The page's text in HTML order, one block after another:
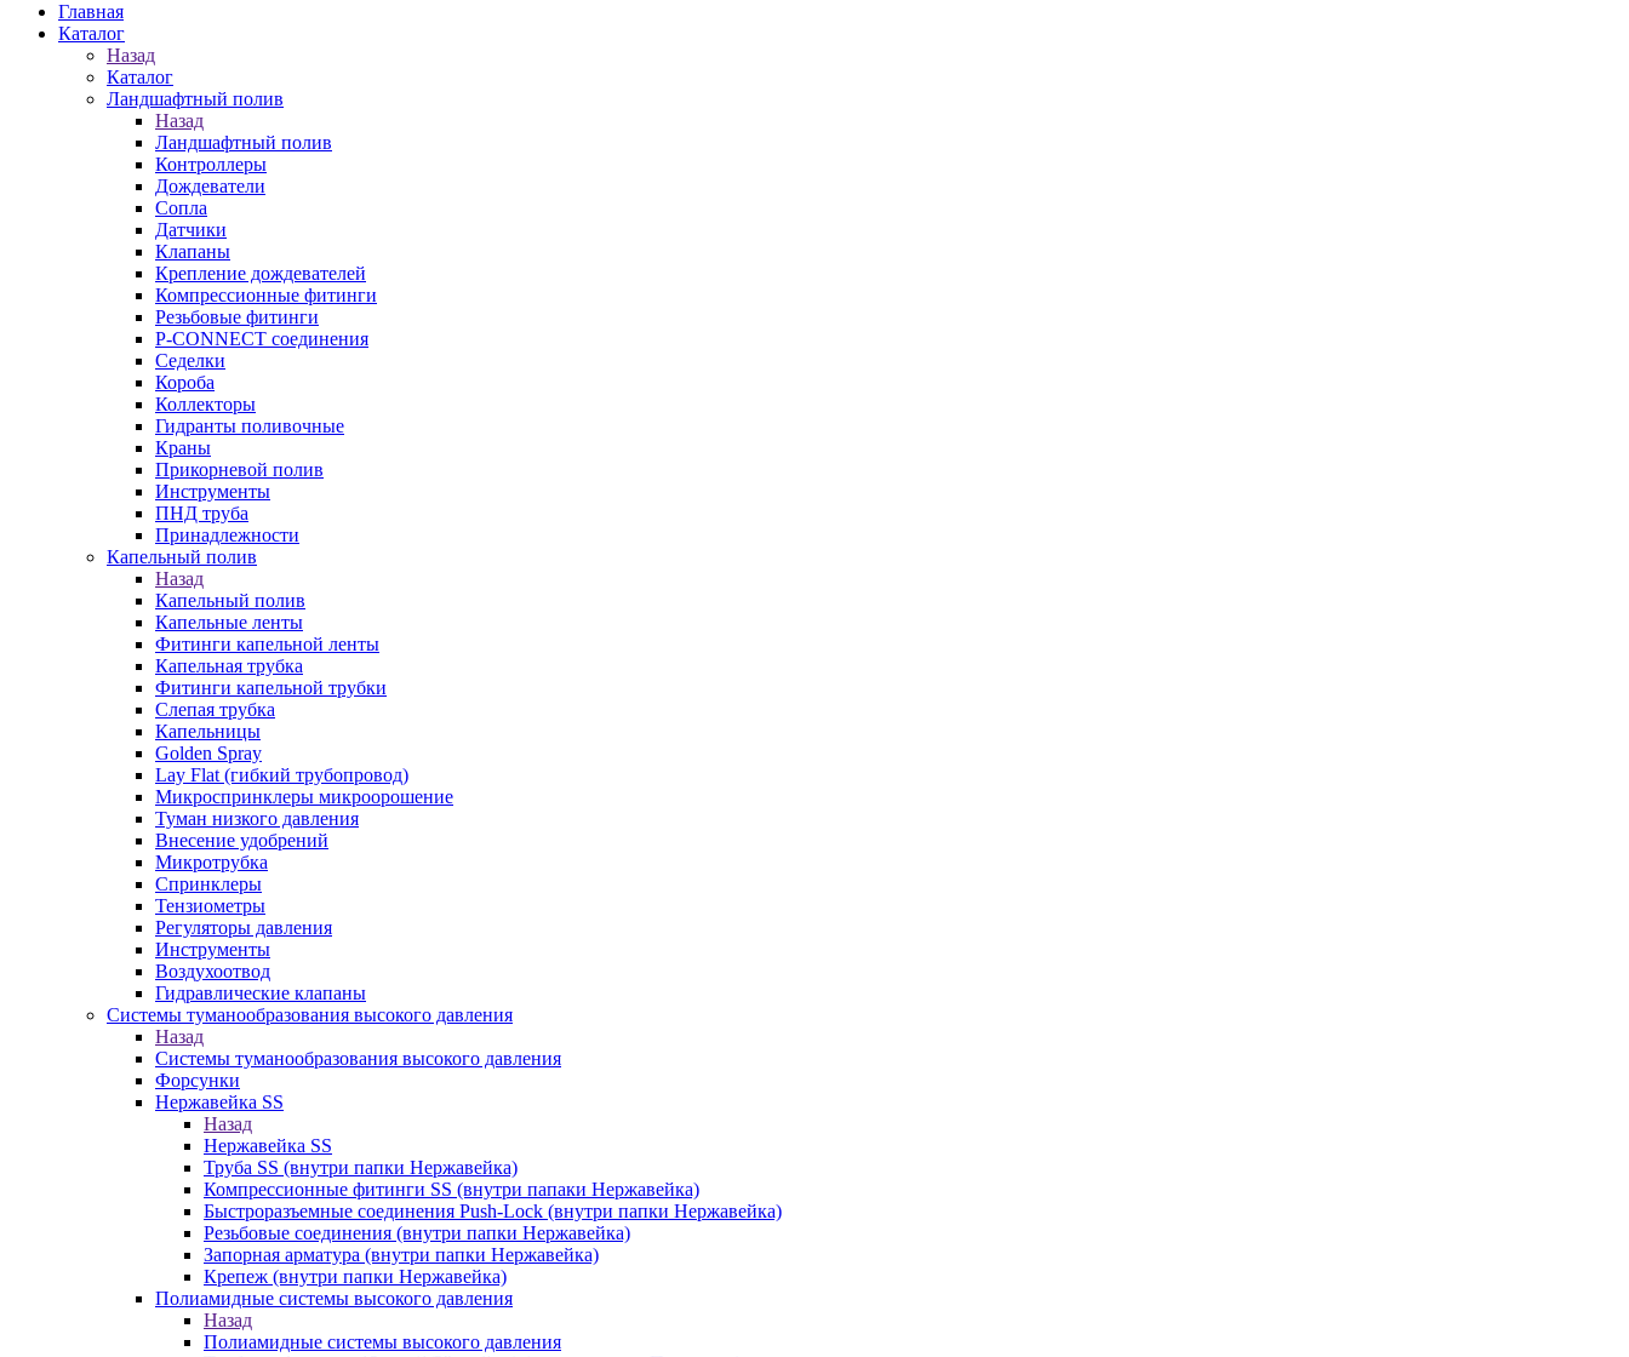
Главная
Каталог
Назад
Каталог
Ландшафтный полив
Назад
Ландшафтный полив
Контроллеры
Дождеватели
Сопла
Датчики
Клапаны
Крепление дождевателей
Компрессионные фитинги
Резьбовые фитинги
P-CONNECT соединения
Седелки
Короба
Коллекторы
Гидранты поливочные
Краны
Прикорневой полив
Инструменты
ПНД труба
Принадлежности
Капельный полив
Назад
Капельный полив
Капельные ленты
Фитинги капельной ленты
Капельная трубка
Фитинги капельной трубки
Слепая трубка
Капельницы
Golden Spray
Lay Flat (гибкий трубопровод)
Микроспринклеры микроорошение
Туман низкого давления
Внесение удобрений
Микротрубка
Спринклеры
Тензиометры
Регуляторы давления
Инструменты
Воздухоотвод
Гидравлические клапаны
Системы туманообразования высокого давления
Назад
Системы туманообразования высокого давления
Форсунки
Нержавейка SS
Назад
Нержавейка SS
Труба SS (внутри папки Нержавейка)
Компрессионные фитинги SS (внутри папаки Нержавейка)
Быстроразъемные соединения Push-Lock (внутри папки Нержавейка)
Резьбовые соединения (внутри папки Нержавейка)
Запорная арматура (внутри папки Нержавейка)
Крепеж (внутри папки Нержавейка)
Полиамидные системы высокого давления
Назад
Полиамидные системы высокого давления